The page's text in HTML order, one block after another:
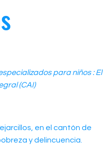
para niños : El
(CAI)
en el cantón de
y delincuencia.